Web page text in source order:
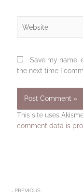
Save my name,
the next time I
This site uses
comment data is